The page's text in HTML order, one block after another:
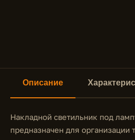
Описание
Накладной светильник под
предназначен для организации